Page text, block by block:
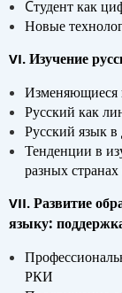
Cтудент как
Новые
VI.Изучение
Изменяющиеся
Русский как
Русский язык
Тенденции в
разных
VII.Развитие
языку:
РКИ